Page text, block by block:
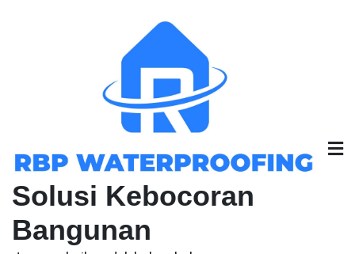
Solusi Kebocoran
Bangunan